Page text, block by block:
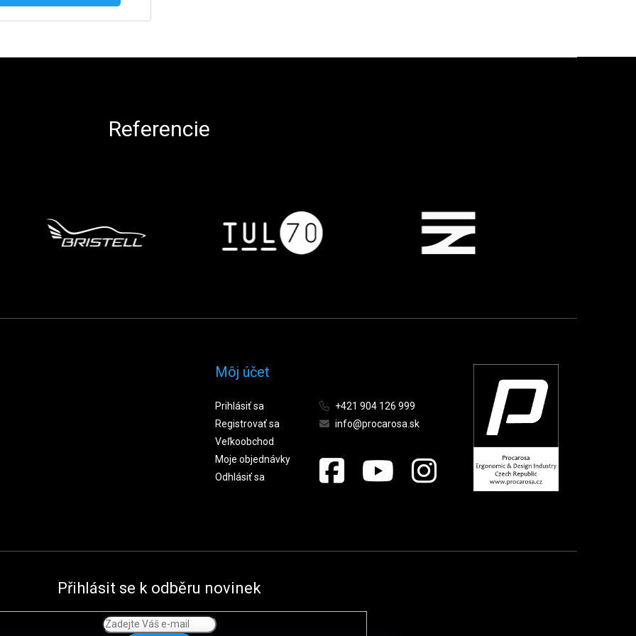
Referencie
Môj účet
Prihlásiť sa
Registrovať sa
Veľkoobchod
Moje objednávky
Odhlásiť sa
+421 904 126 999
info@procarosa.sk
Přihlásit se k odběru novinek